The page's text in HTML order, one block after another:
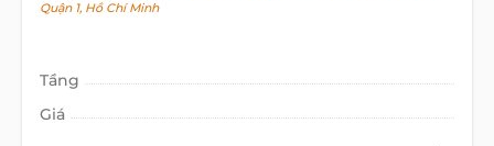
Quận 1, Hồ Chí Minh
Tầng
Giá